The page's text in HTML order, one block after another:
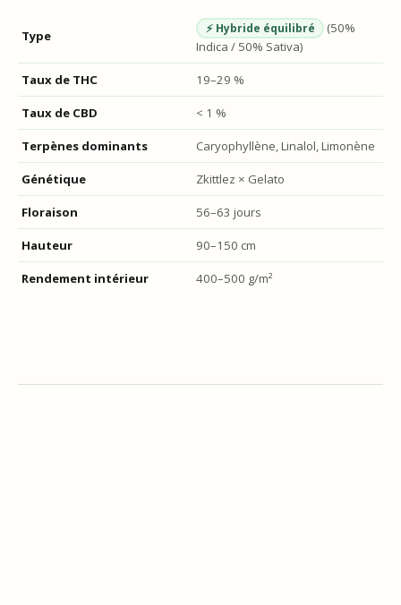
Type ⚡ Hybride équilibré
(50%
Indica / 50% Sativa)
Taux de THC 19–29 %
Taux de CBD < 1 %
Terpènes dominants Caryophyllène, Linalol, Limonène
Génétique Zkittlez × Gelato
Floraison 56–63 jours
Hauteur 90–150 cm
Rendement intérieur 400–500 g/m²